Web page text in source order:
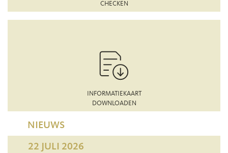
CHECKEN
INFORMATIEKAART
DOWNLOADEN
NIEUWS
22 JULI 2026